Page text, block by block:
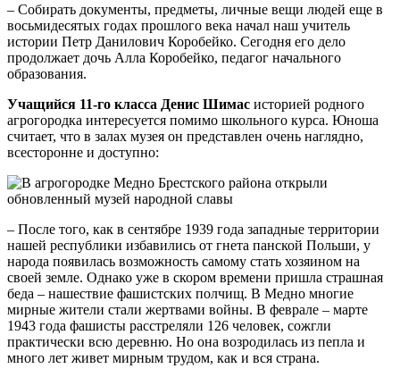
– Собирать документы, предметы, личные вещи людей еще в
восьмидесятых годах прошлого века начал наш учитель
истории Петр Данилович Коробейко. Сегодня его дело
продолжает дочь Алла Коробейко, педагог начального
образования.
Учащийся 11-го класса Денис Шимас историей родного
агрогородка интересуется помимо школьного курса. Юноша
считает, что в залах музея он представлен очень наглядно,
всесторонне и доступно:
– После того, как в сентябре 1939 года западные территории
нашей республики избавились от гнета панской Польши, у
народа появилась возможность самому стать хозяином на
своей земле. Однако уже в скором времени пришла страшная
беда – нашествие фашистских полчищ. В Медно многие
мирные жители стали жертвами войны. В феврале – марте
1943 года фашисты расстреляли 126 человек, сожгли
практически всю деревню. Но она возродилась из пепла и
много лет живет мирным трудом, как и вся страна.